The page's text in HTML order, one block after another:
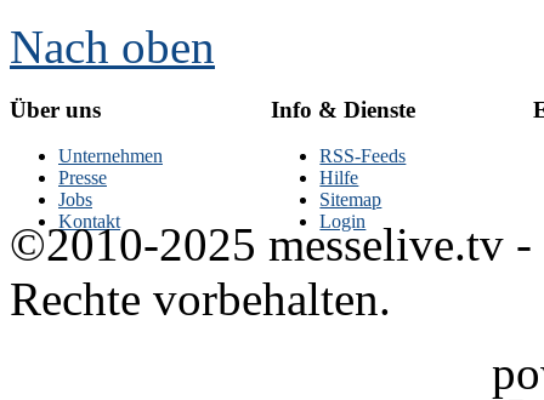
Nach oben
Über uns
Unternehmen
Presse
Jobs
Kontakt
Info & Dienste
RSS-Feeds
Hilfe
Sitemap
Login
©2010-2025 messelive.tv -
Rechte vorbehalten.